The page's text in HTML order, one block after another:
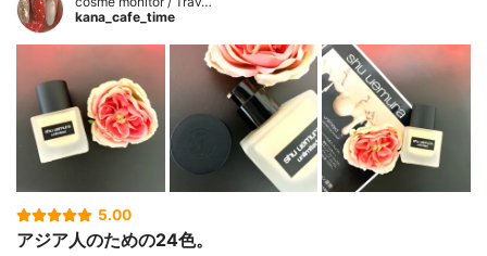
kana_cafe_time
5.00
アジア人のための24色。